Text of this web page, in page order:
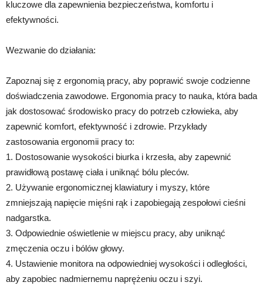
kluczowe dla zapewnienia bezpieczeństwa, komfortu i
efektywności.
Wezwanie do działania:
Zapoznaj się z ergonomią pracy, aby poprawić swoje codzienne
doświadczenia zawodowe. Ergonomia pracy to nauka, która bada
jak dostosować środowisko pracy do potrzeb człowieka, aby
zapewnić komfort, efektywność i zdrowie. Przykłady
zastosowania ergonomii pracy to:
1. Dostosowanie wysokości biurka i krzesła, aby zapewnić
prawidłową postawę ciała i uniknąć bólu pleców.
2. Używanie ergonomicznej klawiatury i myszy, które
zmniejszają napięcie mięśni rąk i zapobiegają zespołowi cieśni
nadgarstka.
3. Odpowiednie oświetlenie w miejscu pracy, aby uniknąć
zmęczenia oczu i bólów głowy.
4. Ustawienie monitora na odpowiedniej wysokości i odległości,
aby zapobiec nadmiernemu naprężeniu oczu i szyi.